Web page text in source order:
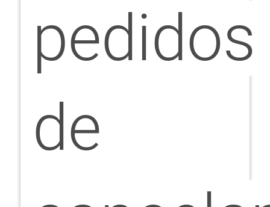
pedidos
de